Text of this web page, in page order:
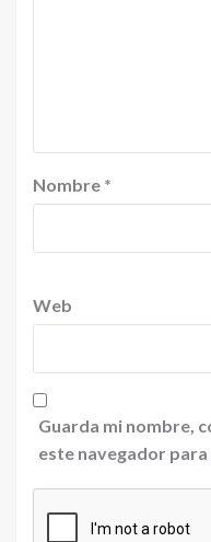
Nombre *
Web
Guarda mi nombre,
este navegador